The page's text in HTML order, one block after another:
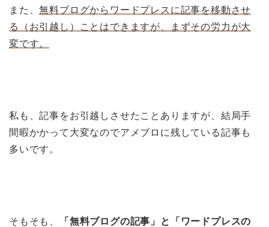
また、無料ブログからワードプレスに記事を移動させ
る（お引越し）ことはできますが、まずその労力が大
変です。
私も、記事をお引越しさせたことありますが、結局手
間暇かかって大変なのでアメブロに残している記事も
多いです。
そもそも、
「無料ブログの記事」と「ワードプレスの